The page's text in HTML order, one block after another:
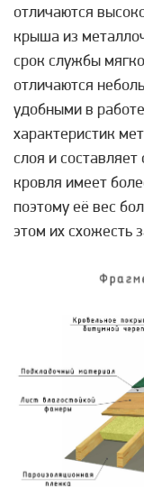
отличаются
крыша из
срок службы
отличаются
удобными в
характеристик
слоя и
кровля имеет
поэтому её вес
этом их схожесть